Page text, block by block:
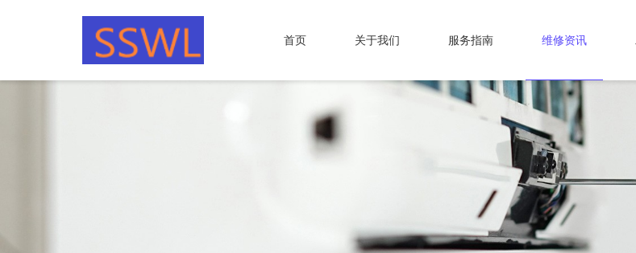
首页 关于我们 服务指南 维修资讯